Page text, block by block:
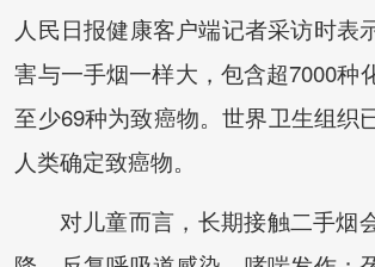
人民日报健康客户端记者采访时表
害与一手烟一样大，包含超7000种
至少69种为致癌物。世界卫生组织
人类确定致癌物。
对儿童而言，长期接触二手烟